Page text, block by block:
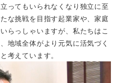
ってもいられなくなり独立に至
な挑戦を目指す起業家や、家庭
らっしゃいますが、私たちはこ
地域全体がより元気に活気づく
考えています。